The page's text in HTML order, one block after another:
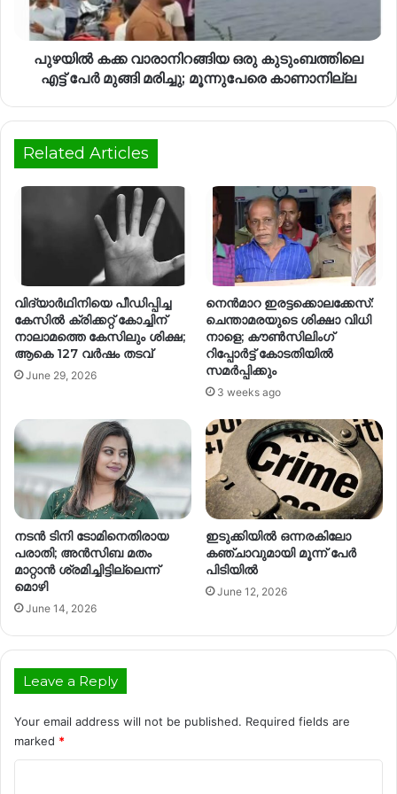
പുഴയിൽ കക്ക വാരാനിറങ്ങിയ ഒരു കുടുംബത്തിലെ
എട്ട് പേര്‍ മുങ്ങി മരിച്ചു; മൂന്നുപേരെ കാണാനില്ല
Related Articles
വിദ്യാർഥിനിയെ പീഡിപ്പിച്ച
കേസിൽ ക്രിക്കറ്റ് കോച്ചിന്
നാലാമത്തെ കേസിലും ശിക്ഷ;
ആകെ 127 വർഷം തടവ്
June 29, 2026
നെന്‍മാറ ഇരട്ടക്കൊലക്കേസ്:
ചെന്താമരയുടെ ശിക്ഷാ വിധി
നാളെ; കൗണ്‍സിലിംഗ്
റിപ്പോര്‍ട്ട് കോടതിയില്‍
സമര്‍പ്പിക്കും
3 weeks ago
നടൻ ടിനി ടോമിനെതിരായ
പരാതി; അൻസിബ മതം
മാറ്റാൻ ശ്രമിച്ചിട്ടില്ലെന്ന്
മൊഴി
June 14, 2026
ഇടുക്കിയിൽ ഒന്നരകിലോ
കഞ്ചാവുമായി മൂന്ന് പേർ
പിടിയിൽ
June 12, 2026
Leave a Reply
Your email address will not be published. Required fields are
marked *